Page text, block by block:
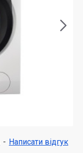
- Написати відгук